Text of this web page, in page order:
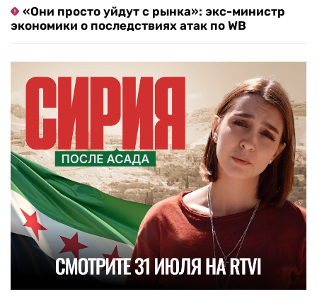
«Они просто уйдут с рынка»: экс-министр
экономики о последствиях атак по WB